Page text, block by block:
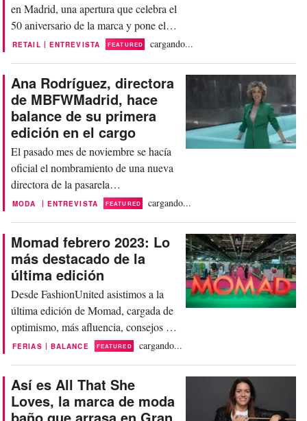
en Madrid, una apertura que celebra el
50 aniversario de la marca y pone el
punto y seguido a un ambicioso plan
ochenta llega dispuesta a recuperar
todo su esplendor a través de un plan
estratégico global en el que España
ocupa una...
RETAIL | ENTREVISTA FEATURED cargando...
Ana Rodríguez, directora
de MBFWMadrid, hace
balance de su primera
edición en el cargo
El pasado mes de noviembre se hacía
oficial el nombramiento de una nueva
directora de la pasarela
MBFWMadrid. Ana Rodríguez
reto de situarlo en el mapa
internacional, convertirlo en una
experiencia única y difundir el "made
in Spain” como valor seguro. A tenor
de lo que estamos...
MODA | ENTREVISTA FEATURED cargando...
Momad febrero 2023: Lo
más destacado de la
última edición
Desde FashionUnited asistimos a la
última edición de Momad, cargada de
optimismo, más afluencia, consejos de
expertos y gran presencia
celebración de Momad, una de las
ferias más importantes de moda,
FERIAS | BALANCE FEATURED cargando...
Así es All That She
Loves, la marca de moda